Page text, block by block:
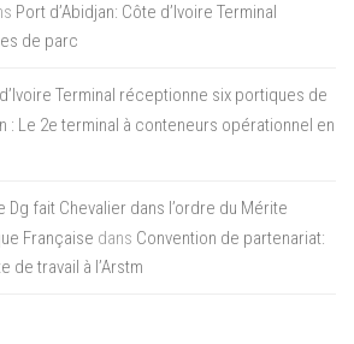
Port d’Abidjan: Côte d’Ivoire Terminal
de parc
Terminal réceptionne six portiques de
: Le 2e terminal à conteneurs opérationnel en
Dg fait Chevalier dans l’ordre du Mérite
Française dans Convention de partenariat:
de travail à l’Arstm